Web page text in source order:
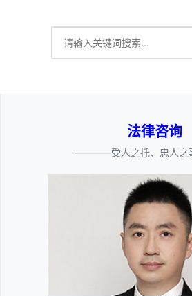
法律咨询
————受人之托、忠人